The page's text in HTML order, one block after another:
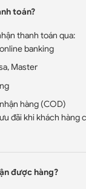
toán?
thanh toán qua:
banking
Master
hàng (COD)
đãi khi khách hàng
được hàng?